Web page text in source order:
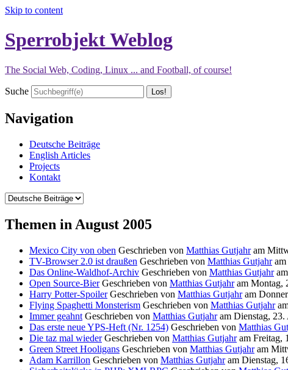
Skip to content
Sperrobjekt Weblog
The Social Web, Coding, Linux ... and Football, of course!
Suche
Navigation
Deutsche Beiträge
English Articles
Projects
Kontakt
Themen in August 2005
Mexico City von oben Geschrieben von Matthias Gutjahram
TV-Browser 2.0 ist draußen Geschrieben von Matthias Gutjahram
Das Online-Waldhof-Archiv Geschrieben von Matthias Gutjahram
Open Source-Bier Geschrieben von Matthias Gutjahram Montag,
Harry Potter-Spoiler Geschrieben von Matthias Gutjahram
Flying Spaghetti Monsterism Geschrieben von Matthias Gutjahr
Immer geahnt Geschrieben von Matthias Gutjahram Dienstag,
Das erste neue YPS-Heft (Nr. 1254) Geschrieben von Matthias
Die taz mal wieder Geschrieben von Matthias Gutjahram Freitag,
Green Street Hooligans Geschrieben von Matthias Gutjahram
Adam Karrillon Geschrieben von Matthias Gutjahram Dienstag,